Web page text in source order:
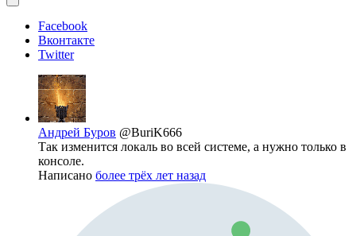
Facebook
Вконтакте
Twitter
Андрей Буров @BuriK666
Так изменится локаль во всей системе, а нужно только в
консоле.
Написано более трёх лет назад